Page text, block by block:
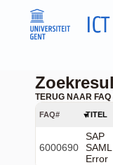
TERUG NAAR
FAQ# TITEL
6000690
SAP
SAML
Error